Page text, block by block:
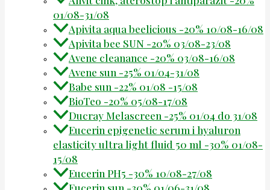
01/08-31/08
Apivita aqua beelicious -20% 10/08-16/08
Apivita bee SUN -20% 03/08-23/08
Avene cleanance -20% 03/08-16/08
Avene sun -25% 01/04-31/08
Babe sun -22% 01/08 -15/08
BioTeo -20% 05/08-17/08
Ducray Melascreen -25% 01/04 do 31/08
Eucerin epigenetic serum i hyaluron
elasticity ultra light fluid 50 ml -30% 01/08-
15/08
Eucerin PH5 -30% 10/08-27/08
Eucerin sun -30% 01/06-31/08